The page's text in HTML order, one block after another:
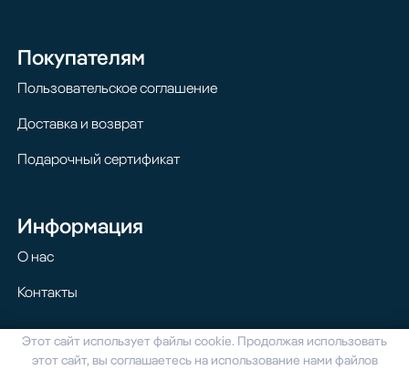
Покупателям
Пользовательское соглашение
Доставка и возврат
Подарочный сертификат
Информация
О нас
Контакты
© 2024 Homilton. Все права защищены
Этот сайт использует файлы cookie. Продолжая использовать
этот сайт, вы соглашаетесь на использование нами файлов